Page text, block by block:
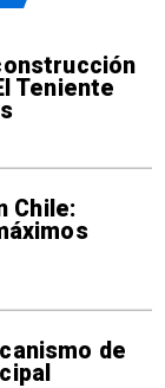
Teniente
Chile:
de